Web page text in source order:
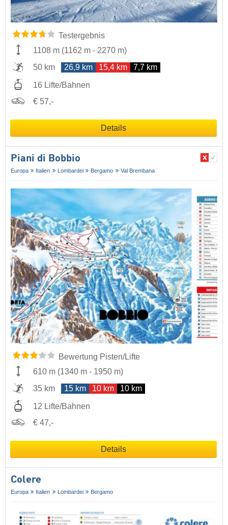
Testergebnis
1108 m (1162 m - 2270 m)
50 km
26,9 km 15,4 km 7,7 km
16 Lifte/Bahnen
€ 57,-
Details
Piani di Bobbio
Europa Italien Lombardei Bergamo Val Brembana
Bewertung Pisten/Lifte
610 m (1340 m - 1950 m)
35 km
15 km 10 km 10 km
12 Lifte/Bahnen
€ 47,-
Details
Colere
Europa Italien Lombardei Bergamo